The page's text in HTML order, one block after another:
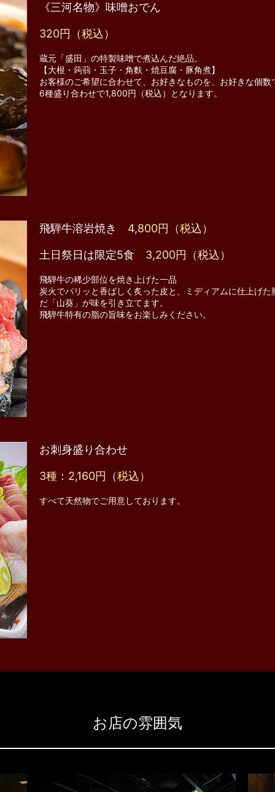
《三河名物》味噌おでん
320円（税込）
蔵元「盛田」の特製味噌で煮込んだ絶品。
【大根・蒟蒻・玉子・角麩・焼豆腐・豚角煮】
お客様のご希望に合わせて、お好きなものを、お好きな個数
6種盛り合わせで1,800円（税込）となります。
飛騨牛溶岩焼き 4,800円（税込）
土日祭日は限定5食 3,200円（税込）
飛騨牛の稀少部位を焼き上げた一品
炭火でパリッと香ばしく炙った皮と、ミディアムに仕上げ
だ「山葵」が味を引き立てます。
飛騨牛特有の脂の旨味をお楽しみください。
お刺身盛り合わせ
3種：2,160円（税込）
すべて天然物でご用意しております。
お店の雰囲気